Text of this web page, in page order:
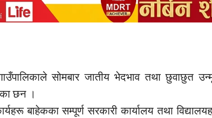
सोमबार जातीय भेदभाव तथा छुवाछुत
छन ।
बाहेकका सम्पूर्ण सरकारी कार्यालय तथा